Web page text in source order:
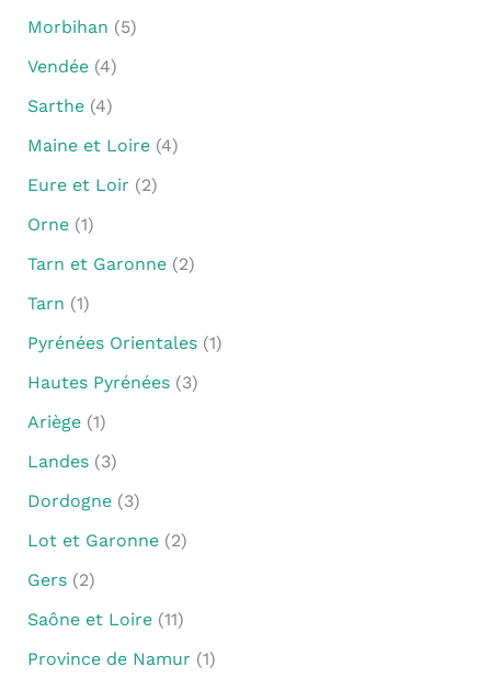
Morbihan (5)
Vendée(4)
Sarthe(4)
Maine et Loire(4)
Eure et Loir (2)
Orne(1)
Tarn et Garonne(2)
Tarn (1)
Pyrénées Orientales(1)
Hautes Pyrénées(3)
Ariège(1)
Landes(3)
Dordogne(3)
Lot et Garonne(2)
Gers(2)
Saône et Loire(11)
Province de Namur (1)